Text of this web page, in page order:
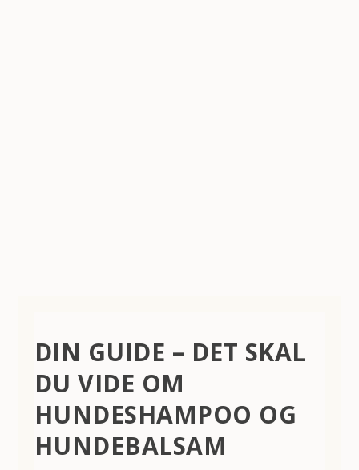
DIN GUIDE – DET SKAL
DU VIDE OM
HUNDESHAMPOO OG
HUNDEBALSAM